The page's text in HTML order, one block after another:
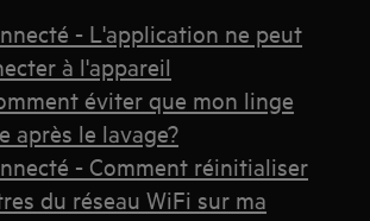
- L'application ne peut
à l'appareil
éviter que mon linge
après le lavage?
- Comment réinitialiser
du réseau WiFi sur ma